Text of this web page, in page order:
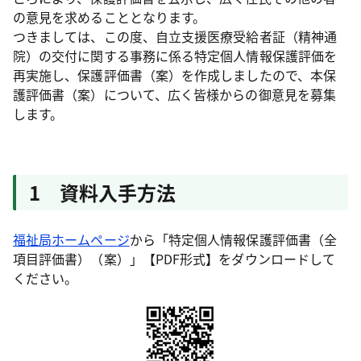
の意見を求めることとなります。
つきましては、この度、自立支援医療受給者証（精神通
院）の交付に関する事務に係る特定個人情報保護評価を
再実施し、保護評価書（案）を作成しましたので、本保
護評価書（案）について、広く皆様からの御意見を募集
します。
1 資料入手方法
福祉局ホームページから「特定個人情報保護評価書（全
項目評価書）（案）」【PDF形式】をダウンロードして
ください。